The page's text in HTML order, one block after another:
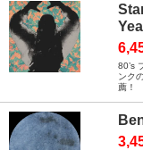
80’s
ンク
薦！